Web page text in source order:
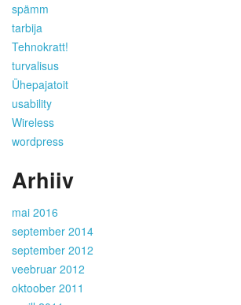
spämm
tarbija
Tehnokratt!
turvalisus
Ühepajatoit
usability
Wireless
wordpress
Arhiiv
mai 2016
september 2014
september 2012
veebruar 2012
oktoober 2011